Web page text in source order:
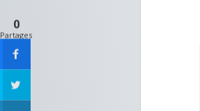
0
Partages